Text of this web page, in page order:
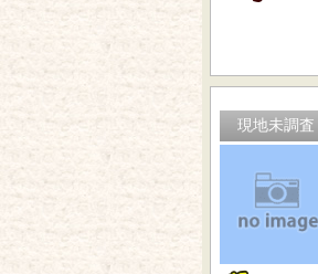
現地未調査